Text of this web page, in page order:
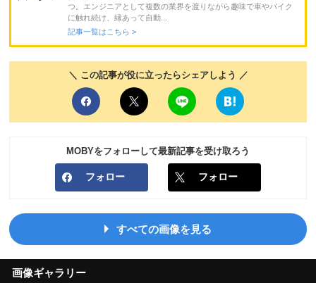
つ。エンジニアとして複数の業界を渡りながら趣味で車やバイク
に触れ続け、縁あって自動...
記事一覧はこちら >
＼ この記事が役に立ったらシェアしよう ／
MOBYをフォローして最新記事を受け取ろう
フォロー フォロー
すべての画像を見る
画像ギャラリー